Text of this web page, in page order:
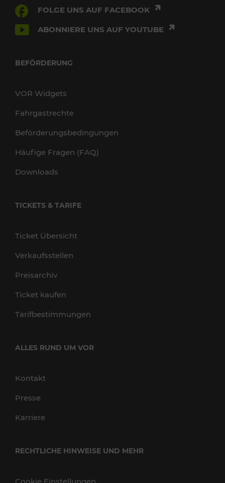
FOLGE UNS AUF FACEBOOK
ABONNIERE UNS AUF YOUTUBE
BEFÖRDERUNG
VOR Widgets
Fahrgastrechte
Beförderungsbedingungen
Häufige Fragen (FAQ)
Downloads
TICKETS & TARIFE
Ticket Übersicht
Verkaufsstellen
Preisarchiv
Ticket kaufen
Tarifbestimmungen
ALLES RUND UM VOR
Kontakt
Presse
Karriere
RECHTLICHE HINWEISE UND MEHR